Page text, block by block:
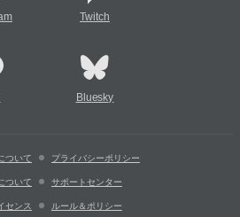
Twitch
Bluesky
ついて プライバシーポリシー
ついて サポートセンター
センス ルール＆ポリシー